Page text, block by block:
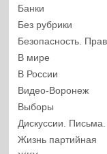
Банки
Без рубрики
Безопасность.
В мире
В России
Видео-Воронеж
Выборы
Дискуссии.
Жизнь партийная